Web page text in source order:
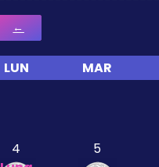
←
LUN MAR
4
5